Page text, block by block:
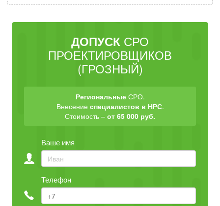
ДОПУСК СРО
ПРОЕКТИРОВЩИКОВ
(ГРОЗНЫЙ)
РегиональныеСРО.
Внесение специалистов в НРС.
Стоимость – от 65 000 руб.
Ваше имя
Телефон